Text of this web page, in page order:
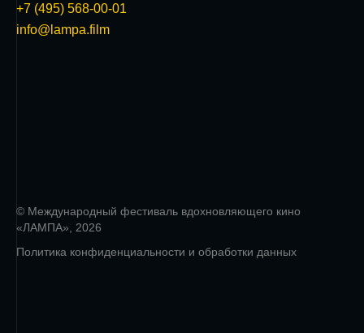
+7 (495) 568-00-01
info@lampa.film
© Международный фестиваль вдохновляющего кино
«ЛАМПА», 2026
Политика конфиденциальности и обработки данных